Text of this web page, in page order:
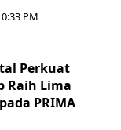
PM
Perkuat
Raih Lima
PRIMA